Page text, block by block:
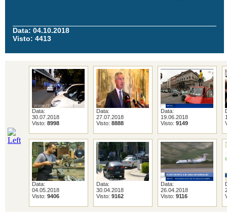
Data: 04.10.2018
Visto: 4413
Data:
30.07.2018
Visto: 8998
Data:
27.07.2018
Visto: 8888
Data:
19.06.2018
Visto: 9149
Data:
04.05.2018
Visto: 9406
Data:
30.04.2018
Visto: 9162
Data:
26.04.2018
Visto: 9116